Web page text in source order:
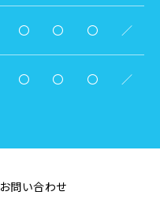
〇 〇 〇 ／
〇 〇 〇 ／
お問い合わせ